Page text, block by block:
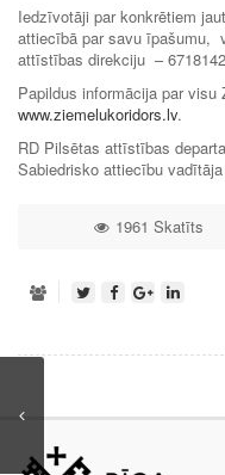
Iedzīvotāji par konkrētiem
attiecībā par savu īpašumu,
attīstības direkciju –
Papildus informācija par visu
www.ziemelukoridors.lv.
RD Pilsētas attīstības
Sabiedrisko attiecību
1961 Skatīts